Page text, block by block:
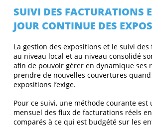
SUIVI DES FACTURATIONS
JOUR CONTINUE DES
La gestion des expositions et le suivi des
au niveau local et au niveau consolidé
afin de pouvoir gérer en dynamique ses
prendre de nouvelles couvertures quand
expositions l’exige.
Pour ce suivi, une méthode courante
mensuel des flux de facturations réels
comparés à ce qui est budgété sur les